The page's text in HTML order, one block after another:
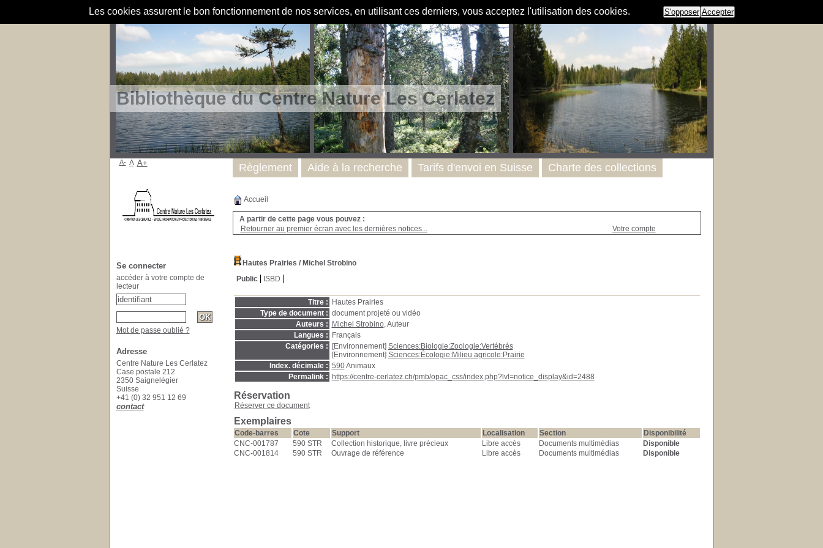
Les cookies assurent le bon fonctionnement de nos services, en utilisant ces derniers, vous acceptez l'utilisation des cookies. S'opposer Accepter
Bibliothèque du Centre Nature Les Cerlatez
Accueil
A partir de cette page vous pouvez :
Retourner au premier écran avec les dernières notices...
Votre compte
Hautes Prairies / Michel Strobino
Public
ISBD
Titre :
Hautes Prairies
Type de document : document projeté ou vidéo
Auteurs :
Michel Strobino, Auteur
Langues :
Français
Catégories :
[Environnement] Sciences:Biologie:Zoologie:Vertébrés
[Environnement] Sciences:Écologie:Milieu agricole:Prairie
Index. décimale : 590Animaux
Permalink :
https://centre-cerlatez.ch/pmb/opac_css/index.php?lvl=notice_display&id=2488
Réservation
Réserver ce document
Exemplaires
Code-barres Cote Support Localisation Section
Disponibilité
CNC-001787
590 STR Collection historique, livre précieux Libre accès Documents multimédias
Disponible
CNC-001814
590 STR Ouvrage de référence Libre accès Documents multimédias Disponible
Règlement Aide à la recherche Tarifs d'envoi en Suisse Charte des collections
A- A A+
Se connecter
accéder à votre compte de
lecteur
Mot de passe oublié ?
Adresse
Centre Nature Les Cerlatez
Case postale 212
2350 Saignelégier
Suisse
+41 (0) 32 951 12 69
contact